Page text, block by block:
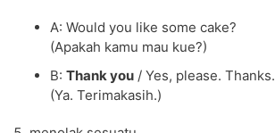
A: Would you like some cake?
(Apakah kamu mau kue?)
B: Thank you/ Yes, please. Thanks.
(Ya. Terimakasih.)